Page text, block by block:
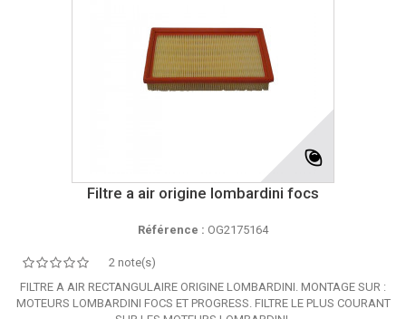
Filtre a air origine lombardini focs
Référence : OG2175164
2 note(s)
FILTRE A AIR RECTANGULAIRE ORIGINE LOMBARDINI. MONTAGE SUR :
MOTEURS LOMBARDINI FOCS ET PROGRESS. FILTRE LE PLUS COURANT